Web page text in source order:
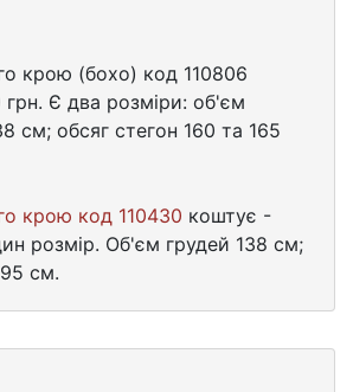
крою (бохо) код 110806
Є два розміри: об'єм
см; обсяг стегон 160 та 165
крою код 110430 коштує -
розмір. Об'єм грудей 138 см;
см.